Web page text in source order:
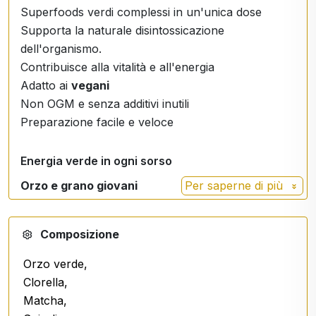
Superfoods verdi complessi in un'unica dose
Supporta la naturale disintossicazione
dell'organismo.
Contribuisce alla vitalità e all'energia
Adatto ai vegani
Non OGM e senza additivi inutili
Preparazione facile e veloce
Energia verde in ogni sorso
Orzo e grano giovani
- fonte naturale di clorofilla, enzimi e fitonutrienti
Spirulina e clorella
sostegno alla vitalità
Estratti di piante verdi
- favoriscono l'equilibrio dell'organismo e i suoi
Per saperne di più
Composizione
Orzo verde,
Clorella,
Matcha,